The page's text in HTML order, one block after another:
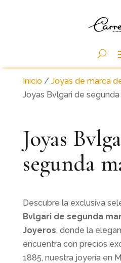
Inicio/ Joyas de marca
Joyas Bvlgari de
Joyas
segunda
Descubre la exclusiva
Bvlgari de segunda
Joyeros, donde la
encuentra con precios
1885, nuestra joyería en